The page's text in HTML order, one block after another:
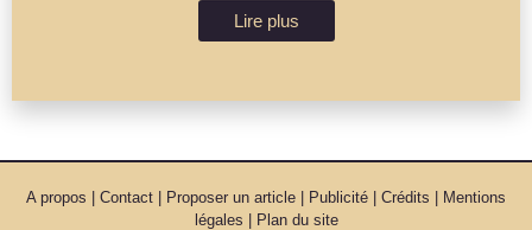
Lire plus
A propos | Contact | Proposer un article | Publicité | Crédits | Mentions
légales | Plan du site